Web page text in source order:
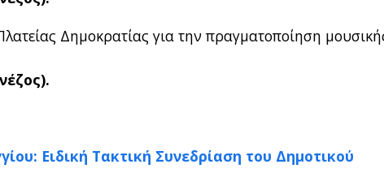
Δημοκρατίας για την πραγματοποίηση
Ειδική Τακτική Συνεδρίαση του Δημοτικού